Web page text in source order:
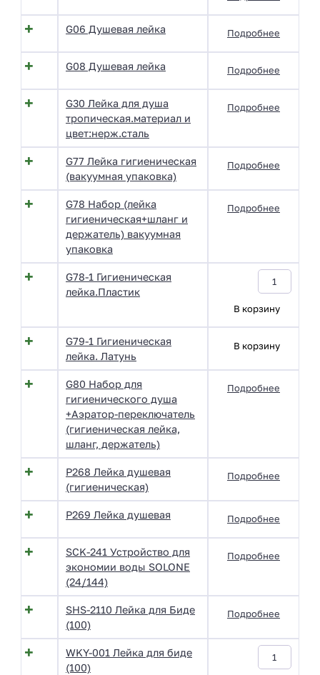
G06 Душевая лейка Подробнее
G08 Душевая лейка Подробнее
G30 Лейка для душа
тропическая.материал и
цвет:нерж.сталь
Подробнее
G77 Лейка гигиеническая
(вакуумная упаковка)
Подробнее
G78 Набор (лейка
гигиеническая+шланг и
держатель) вакуумная
упаковка
Подробнее
G78-1 Гигиеническая
лейка.Пластик
В корзину
G79-1 Гигиеническая
лейка. Латунь
В корзину
G80 Набор для
гигиенического душа
+Аэратор-переключатель
(гигиеническая лейка,
шланг, держатель)
Подробнее
P268 Лейка душевая
(гигиеническая)
Подробнее
P269 Лейка душевая Подробнее
SCK-241 Устройство для
экономии воды SOLONE
(24/144)
Подробнее
SHS-2110 Лейка для Биде
(100)
Подробнее
WKY-001 Лейка для биде
(100)